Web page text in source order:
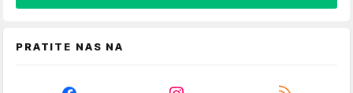
PRATITE NAS NA